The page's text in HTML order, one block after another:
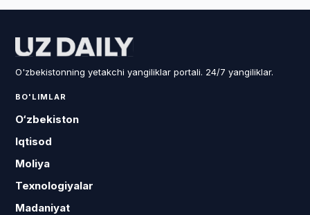
O'zbekistonning yetakchi yangiliklar portali. 24/7 yangiliklar.
BO'LIMLAR
O‘zbekiston
Iqtisod
Moliya
Texnologiyalar
Madaniyat